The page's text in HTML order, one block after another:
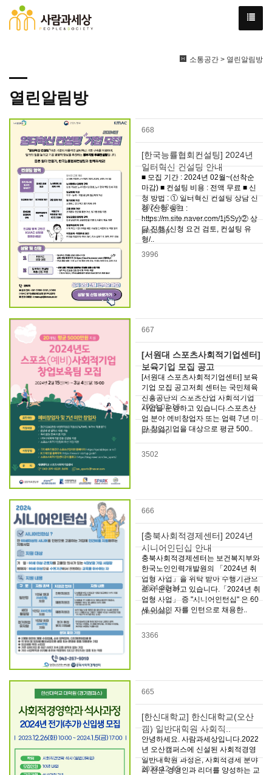
소통공간 > 열린알림방
열린알림방
668
[한국능률협회컨설팅] 2024년
일터혁신 컨설팅 안내
■ 모집 기간 : 2024년 02월~(선착순
마감) ■ 컨설팅 비용 : 전액 무료 ■ 신
청 방법 : ① 일터혁신 컨설팅 상담 신
청 (신청 링크 :
https://m.site.naver.com/1j5Sy)② 상
담 진행 (신청 요건 검토, 컨설팅 유
형/..
2024-02-28
pnscoop
3996
667
[서원대 스포츠사회적기업센터]
보육기업 모집 공고
[서원대 스포츠사회적기업센터] 보육
기업 모집 공고저희 센터는 국민체육
진흥공단의 스포츠산업 사회적기업
사업을 운영하고 있습니다.스포츠산
업 분야 예비창업자 또는 업력 7년 미
만 창업기업을 대상으로 평균 500..
2024-02-16
pnscoop
3502
666
[충북사회적경제센터] 2024년
시니어인턴십 안내
충북사회적경제센터는 보건복지부와
한국노인인력개발원의 「2024년 취
업형 사업」을 위탁 받아 수행기관으
로서 운영하고 있습니다.「2024년 취
업형 사업」 중 "시니어인턴십" 은 60
세 이상인 자를 인턴으로 채용한..
2024-02-14
pnscoop
3366
665
[한신대학교] 한신대학교(오산
캠) 일반대학원 사회적..
안녕하세요. 사람과세상입니다.2022
년 오산캠퍼스에 신설된 사회적경영
일반대학원 과정은, 사회적경제 분야
의 전문 경영인과 리더를 양성하는 교
2023-12-15